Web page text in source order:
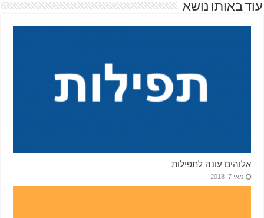
עוד באותו נושא
אלוהים עונה לתפילות
מאי 7, 2018